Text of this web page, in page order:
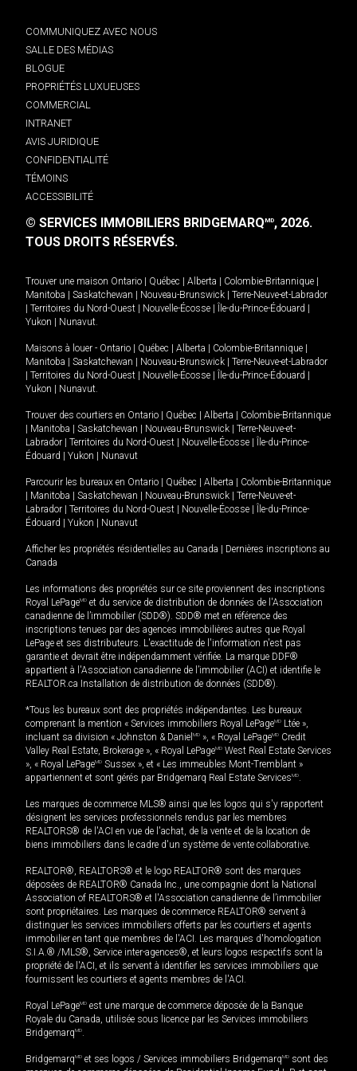
COMMUNIQUEZ AVEC NOUS
SALLE DES MÉDIAS
BLOGUE
PROPRIÉTÉS LUXUEUSES
COMMERCIAL
INTRANET
AVIS JURIDIQUE
CONFIDENTIALITÉ
TÉMOINS
ACCESSIBILITÉ
© SERVICES IMMOBILIERS BRIDGEMARQMD, 2026.
TOUS DROITS RÉSERVÉS.
Trouver une maison Ontario Québec Alberta Colombie-Britannique
Manitoba
Saskatchewan Nouveau-Brunswick
Terre-Neuve-et-Labrador
Territoires du Nord-Ouest Nouvelle-Écosse Île-du-Prince-Édouard
Yukon
Nunavut.
Maisons à louer - Ontario Québec Alberta Colombie-Britannique
Manitoba
Saskatchewan Nouveau-Brunswick
Terre-Neuve-et-Labrador
Territoires du Nord-Ouest Nouvelle-Écosse Île-du-Prince-Édouard
Yukon
Nunavut.
Trouver des courtiers en Ontario Québec Alberta
Colombie-Britannique
Manitoba Saskatchewan Nouveau-Brunswick
Terre-Neuve-et-
Labrador
Territoires du Nord-Ouest Nouvelle-Écosse
Île-du-Prince-
Édouard
Yukon Nunavut
Parcourir les bureaux en Ontario Québec Alberta
Colombie-Britannique
Manitoba Saskatchewan Nouveau-Brunswick
Terre-Neuve-et-
Labrador
Territoires du Nord-Ouest Nouvelle-Écosse
Île-du-Prince-
Édouard
Yukon Nunavut
Afficher les propriétés résidentielles au Canada
Dernières inscriptions au
Canada
Les informations des propriétés sur ce site proviennent des inscriptions
Royal LePageMD et du service de distribution de données de l'Association
canadienne de l’immobilier (SDD®). SDD® met en référence des
inscriptions tenues par des agences immobilières autres que Royal
LePage et ses distributeurs. L'exactitude de l'information n'est pas
garantie et devrait être indépendamment vérifiée. La marque DDF®
appartient à l'Association canadienne de l’immobilier (ACI) et identifie le
REALTOR.ca Installation de distribution de données (SDD®).
*Tous les bureaux sont des propriétés indépendantes. Les bureaux
comprenant la mention « Services immobiliers Royal LePageMD Ltée »,
incluant sa division « Johnston & Daniel MD », « Royal LePageMD Credit
Valley Real Estate, Brokerage », « Royal LePageMD West Real Estate Services
», « Royal LePageMD Sussex », et « Les immeubles Mont-Tremblant »
appartiennent et sont gérés par Bridgemarq Real Estate ServicesMD.
Les marques de commerce MLS® ainsi que les logos qui s'y rapportent
désignent les services professionnels rendus par les membres
REALTORS® de l'ACI en vue de l'achat, de la vente et de la location de
biens immobiliers dans le cadre d'un système de vente collaborative.
REALTOR®, REALTORS® et le logo REALTOR® sont des marques
déposées de REALTOR® Canada Inc., une compagnie dont la National
Association of REALTORS® et l'Association canadienne de l’immobilier
sont propriétaires. Les marques de commerce REALTOR® servent à
distinguer les services immobiliers offerts par les courtiers et agents
immobilier en tant que membres de l'ACI. Les marques d'homologation
S.I.A.® /MLS®, Service inter-agences®, et leurs logos respectifs sont la
propriété de l'ACI, et ils servent à identifier les services immobiliers que
fournissent les courtiers et agents membres de l'ACI.
Royal LePageMD est une marque de commerce déposée de la Banque
Royale du Canada, utilisée sous licence par les Services immobiliers
BridgemarqMD.
BridgemarqMD et ses logos / Services immobiliers BridgemarqMD sont des